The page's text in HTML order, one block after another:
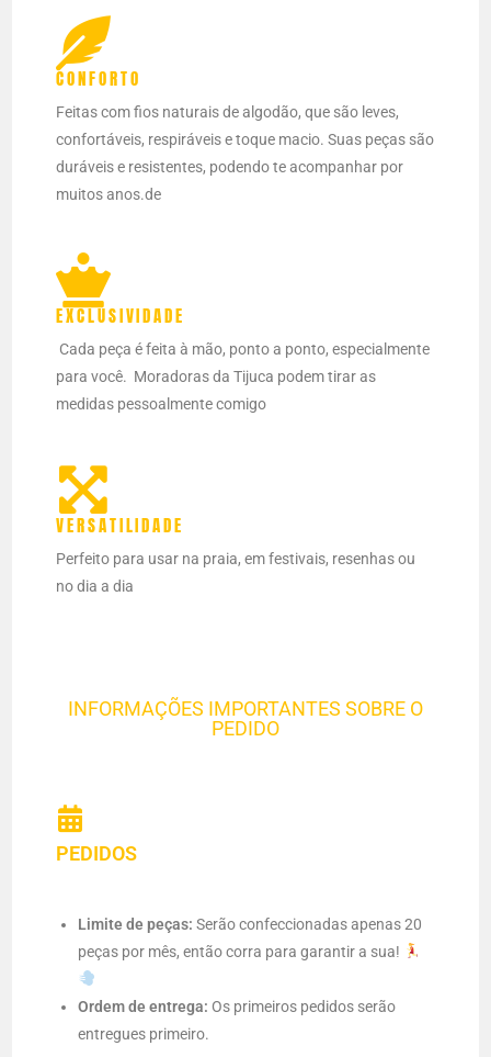
CONFORTO
Feitas com fios naturais de algodão, que são leves,
confortáveis, respiráveis e toque macio. Suas peças são
duráveis e resistentes, podendo te acompanhar por
muitos anos.de
EXCLUSIVIDADE
Cada peça é feita à mão, ponto a ponto, especialmente
para você. Moradoras da Tijuca podem tirar as
medidas pessoalmente comigo
VERSATILIDADE
Perfeito para usar na praia, em festivais, resenhas ou
no dia a dia
INFORMAÇÕES IMPORTANTES SOBRE O
PEDIDO
PEDIDOS
Limite de peças: Serão confeccionadas apenas 20
peças por mês, então corra para garantir a sua!
Ordem de entrega: Os primeiros pedidos serão
entregues primeiro.